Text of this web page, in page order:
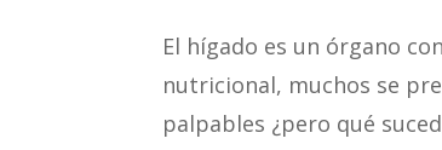
El hígado es un órgano
nutricional, muchos se
palpables ¿pero qué